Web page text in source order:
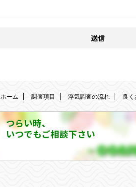
ホーム 調査項目 浮気調査の流れ 良
つらい時、
いつでもご相談下さい